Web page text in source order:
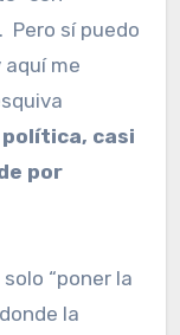
Pero sí puedo
me
casi
por
“poner la
la